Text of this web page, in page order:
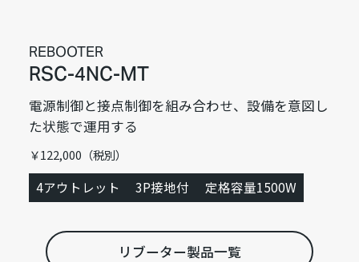
REBOOTER
RSC-4NC-MT
電源制御と接点制御を組み合わせ、設備を意図し
た状態で運用する
￥122,000（税別）
4アウトレット 3P接地付 定格容量1500W
リブーター製品一覧